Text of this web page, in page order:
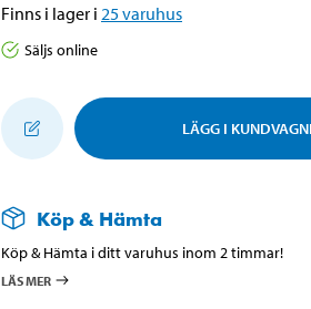
Finns i lager i 25varuhus
Säljs online
LÄGG I
Köp & Hämta
Köp & Hämta i ditt varuhus inom 2 timmar!
LÄS MER